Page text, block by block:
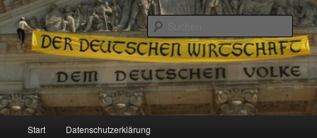
Reizzentrum
Politik, Wirtschaft, Soziales und Gesellschaft
Zum
Zum
Start Datenschutzerklärung